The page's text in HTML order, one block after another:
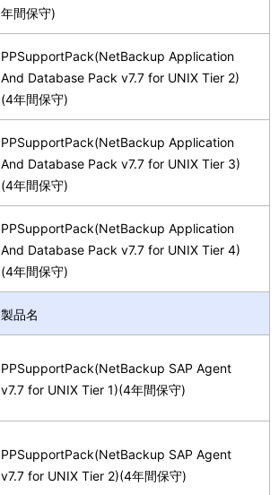
年間保守)
PPSupportPack(NetBackup Application
And Database Pack v7.7 for UNIX Tier 2)
(4年間保守)
PPSupportPack(NetBackup Application
And Database Pack v7.7 for UNIX Tier 3)
(4年間保守)
PPSupportPack(NetBackup Application
And Database Pack v7.7 for UNIX Tier 4)
(4年間保守)
製品名
PPSupportPack(NetBackup SAP Agent
v7.7 for UNIX Tier 1)(4年間保守)
PPSupportPack(NetBackup SAP Agent
v7.7 for UNIX Tier 2)(4年間保守)